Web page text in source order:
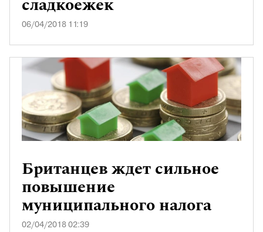
сладкоежек
06/04/2018 11:19
Британцев ждет сильное
повышение
муниципального налога
02/04/2018 02:39